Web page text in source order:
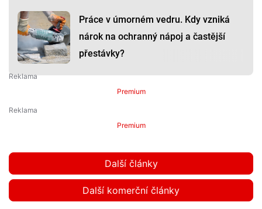
Práce v úmorném vedru. Kdy vzniká
nárok na ochranný nápoj a častější
přestávky?
Premium
Premium
Další články
Další komerční články